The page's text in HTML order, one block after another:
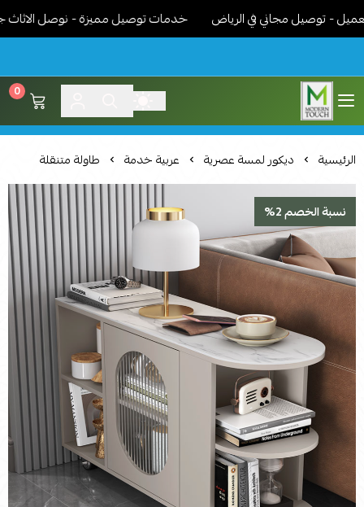
توصيل مجاني في الرياض خدمات توصيل مميزة - نوصل الاثاث
اثاث مودرن لمسة عصرية
0
الرئيسية ديكور لمسة عصرية عربية خدمة طاولة متنقلة
نسبة الخصم 2%